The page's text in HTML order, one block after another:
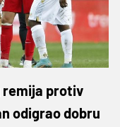
remija protiv
odigrao dobru